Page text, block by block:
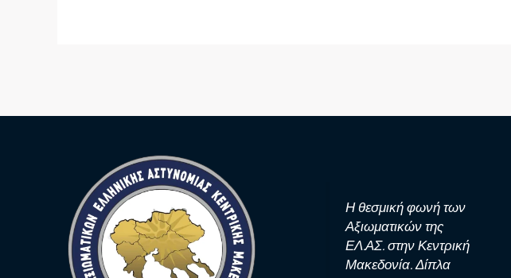
Η θεσμική φωνή των
Αξιωματικών της
ΕΛ.ΑΣ. στην Κεντρική
Μακεδονία. Δίπλα